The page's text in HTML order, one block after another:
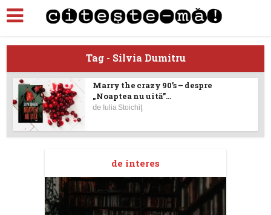
Tag - Silvia Dumitru
Marry the crazy 90’s – despre
„Noaptea nu uită”...
de Iulia Stoichiţ
de interes